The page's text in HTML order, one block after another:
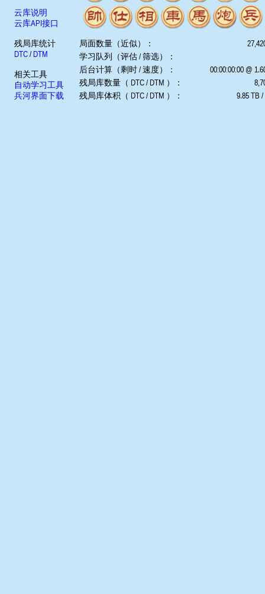
云库说明
云库API接口
残局库统计
DTC/ DTM
相关工具
自动学习工具
兵河界面下载
局面数量（近似）：
学习队列（评估 / 筛选）：
后台计算（剩时 / 速度）：
00:00:00:00 @
残局库数量（ DTC / DTM ）：
残局库体积（ DTC / DTM ）：
9.85 TB